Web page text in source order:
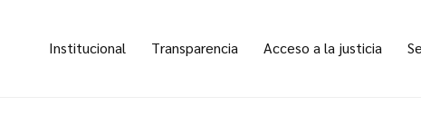
Institucional Transparencia Acceso a la justicia